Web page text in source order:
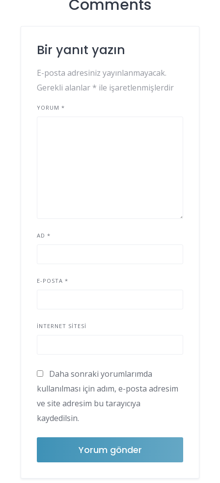
Comments
Bir yanıt yazın
E-posta adresiniz yayınlanmayacak.
Gerekli alanlar * ile işaretlenmişlerdir
YORUM *
AD *
E-POSTA *
İNTERNET SITESI
Daha sonraki yorumlarımda
kullanılması için adım, e-posta adresim
ve site adresim bu tarayıcıya
kaydedilsin.